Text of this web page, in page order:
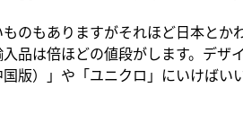
のもありますがそれほど日本とか
品は倍ほどの値段がします。デザ
国版）」や「ユニクロ」にいけば